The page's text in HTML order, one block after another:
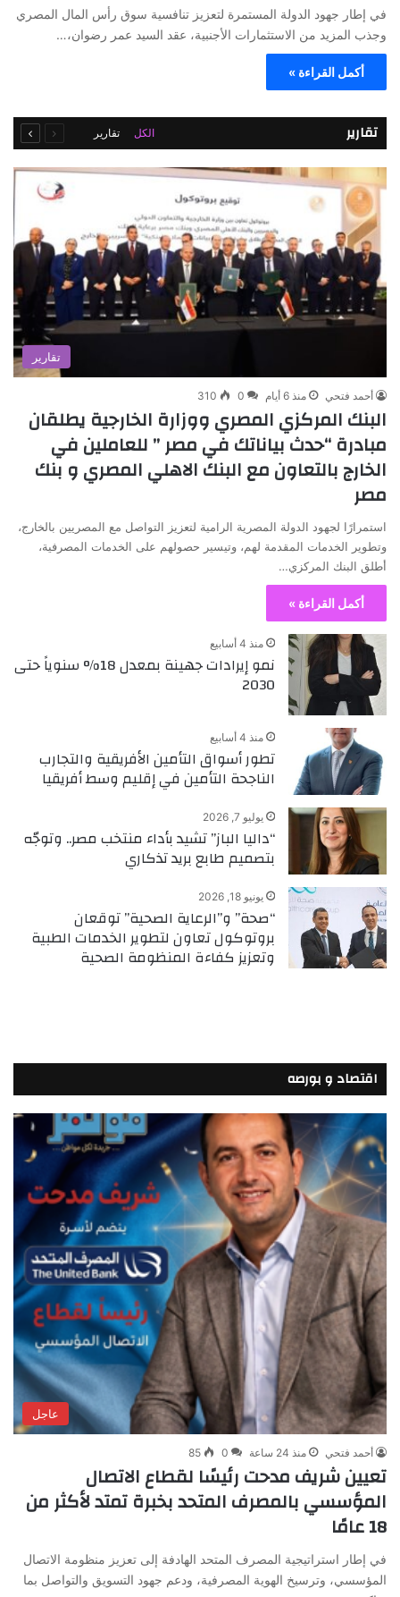
في إطار جهود الدولة المستمرة لتعزيز تنافسية سوق رأس المال المصري
وجذب المزيد من الاستثمارات الأجنبية، عقد السيد عمر رضوان،…
أكمل القراءة »
تقارير الكل تقارير الصفحة
السابقة
الصفحة
التالية
تقارير
أحمد فتحي منذ 6 أيام 0
310
البنك المركزي المصري ووزارة الخارجية يطلقان
مبادرة “حدث بياناتك في مصر ” للعاملين في
الخارج بالتعاون مع البنك الاهلي المصري و بنك
مصر
استمرارًا لجهود الدولة المصرية الرامية لتعزيز التواصل مع المصريين بالخارج،
وتطوير الخدمات المقدمة لهم، وتيسير حصولهم على الخدمات المصرفية،
أطلق البنك المركزي…
أكمل القراءة »
منذ 4 أسابيع
نمو إيرادات جهينة بمعدل 18% سنوياً حتى
2030
منذ 4 أسابيع
تطور أسواق التأمين الأفريقية والتجارب
الناجحة التأمين في إقليم وسط أفريقيا
يوليو 7, 2026
“داليا الباز” تشيد بأداء منتخب مصر.. وتوجّه
بتصميم طابع بريد تذكاري
يونيو 18, 2026
“صحة” و”الرعاية الصحية” توقعان
بروتوكول تعاون لتطوير الخدمات الطبية
وتعزيز كفاءة المنظومة الصحية
اقتصاد و بورصه
عاجل
أحمد فتحي منذ 24 ساعة 0
85
تعيين شريف مدحت رئيسًا لقطاع الاتصال
المؤسسي بالمصرف المتحد بخبرة تمتد لأكثر من
18 عامًا
في إطار استراتيجية المصرف المتحد الهادفة إلى تعزيز منظومة الاتصال
المؤسسي، وترسيخ الهوية المصرفية، ودعم جهود التسويق والتواصل بما